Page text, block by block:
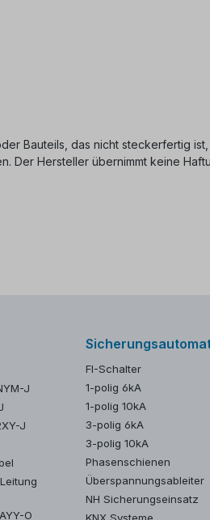
Bauteils, das nicht steckerfertig
Der Hersteller übernimmt keine
J
J
O
FI-Schalter
1-polig 6kA
1-polig 10kA
3-polig 6kA
3-polig 10kA
Phasenschienen
Überspannungsableiter
NH Sicherungseinsatz
KNX Systeme